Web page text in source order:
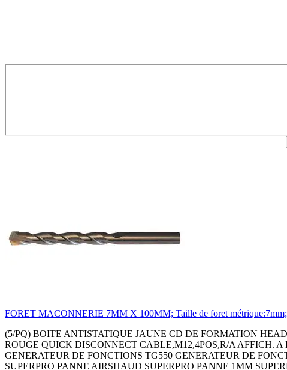
FORET MACONNERIE 7MM X 100MM; Taille de foret
(5/PQ) BOITE ANTISTATIQUE JAUNE CD DE FORMATION HEADTORCH - LEADACID CONTACTOR 3PST-NO,240VAC,32A,DIN RAIL Continuity Tester 18C2273 THERMOMETRE INFRA-ROUGE QUICK DISCONNECT CABLE,M12,4POS,R/A AFFICH. A LED 4 CARACTERES 3.8MM ROUGE AFFICH. A LED4 CARACTERES 3.8MM VERT AMPLIFICATEUR LARGE BANDE GENERATEUR DE FONCTIONS TG550 GENERATEUR DE FONCTIONS TG1010 THERMOMETRE DIGITAL PANNE 1MM SUPERPRO PANNE 3.2MM SUPERPRO PANNE 4.8MM SUPERPRO PANNE AIRSHAUD SUPERPRO PANNE 1MM SUPERPRO PANNE 3.2MM SUPERPRO PANNE 4.8MM SUPERPRO PANNE SUPERPRO MANOMETRE 130 BARS FICHE FEMELLE 8P FICHE FEMELLE 14P EMBASE MALE 5P EMBASE MALE 8P CALIBRATOR,4-20MA EMBASE MALE 14P HANGING SCALE,50KG CALIBRATION WEIGHT,M1,2G CALIBRATION WEIGHT,M1,20G CAPUCHON SERIE CM CALIBRATION WEIGHT,M1,500G CALIBRATION WEIGHT,M1,1KG CALIBRATION WEIGHT,M1,2KG CALIBRATION WEIGHT,M1,5KG TRANSISTOR,PHOTO,NPN,930NM,T-1 3/4 EMBASE MALE 3P+T STATION DE REPARATION - PISTOLET PINCE TALON PISTOLET DE DESSOUDAGE CORDON DE DESSOUDAGE ENSEMBLE FILTRE ET PAPIER DE NETTOYAGE FER ANTISTATIQUE EPONGE EMBASE FEMELLE 2P+T EXTRACTEUR DE FUMEE 85M3/H EU/UK PANNE CONIQUE POINTUE 0.4MM PANNE BISEAU 30 DEG 5.2MM PANNE CONIQUE POINTUE 0.4MM PANNE BISEAU 30 DEG 0.8MM PANNE BISEAU 30 DEG 1.2MM PANNE CONIQUE POINTUE 30D 0.4MM PANNE BISEAU 60 DEG 0.4MM PANNE 0.25MM MICRO FINE PANNE CONIQUE POINTUE 0.4MM PANNE BISEAU 5.2MM PANNE CONIQUE POINTUE 0.4MM PANNE BISEAU 30 DEG 0.8MM PANNE BISEAU 30 DEG 2.4MM PANNE BISEAU 30 DEG 1.2MM PANNE CONIQUE POINTUE 30D0.4MM PANNE BISEAU 60 DEG 0.4MM PANNE 0.25MM MICRO FINE PANNE ID 0.76MM SERIE 700 PANNE ID 1.00MM SERIE 700 PANNE ID 1.30MM SERIE 700 PANNE ID 1.50MM SERIE 700 PANNE ID 2.40MM SERIE 700 PANNE FINE POINTE 0.4MM PANNE LAME 6.4MM PANNE LAME 15.8MM PANNE LAME 20.6MM PANNE LAME TSOP 10.2MM PANNE LAME 28MM PANNE COURBEE POINTE 1.3MM PANNE MULTI LEAD HOOF PANNE MINI HOOF PANNE LAME 15.7MM PANNE MULTI LEAD KNIFE PANNE MULTI LEAD HOOF PANNE MINI HOOF PANNE CHIP 0805 600 SERIES PANNE CHIP 1206/1210 PANNE CHIP 1808 1812 PANNE SOT 23 600 SERIES PANNE SOIC 8 600 SERIES PANNE SOIC 14 16 PANNE TSOP 600 SERIES PANNE 402 0603 600 SERIES PANNE QFP 100 700 SERIES PANNE CONIQUE POINTUE 0.8MM PANNE BISEAU 30DEG 0.8MM PANNE CONIQUE POINTUE 0.4MM PANNE BISEAU 30DEG 2.4MM PANNE BISEAU 30DEG 1.6MM PANNE BISEAU 30DEG 1.5MM PANNE MINI HOOF 700 SERIES PANNE CONIQUE BISEAU 0.8MM PANNE CONIQUE POINTUE 0.4MM PANNE POINTUE 30DEG 0.4MM PANNE CONIQUE POINTUE 0.8MM PANNE BISEAU 30DEG 0.8MM PANNE CONIQUE POINTUE 0.4MM PANNE BISEAU 30DEG 2.4MM PANNE BISEAU 30DEG 1.6MM PANNE BISEAU 30DEG 1.5MM PANNE MINI HOOF 700 SERIES PANNE CONIQUE BISEAU 0.8MM PANNE CONIQUE POINTUE 0.4MM PANNE POINTUE 30DEG 0.4MM PRE FILTRE POUR SYSTEME BVX (5PQ) FILTRE PRINCIPALE POUR SYSTEME BVX BRAS ANTISTATIQUE- 600MM ENCLOSURE,HAND HELD,PLASTIC,BLACK ENCLOSURE,HAND HELD,PLASTIC,BLACK COFFRET HH 100 FT PP3 NOIR COFFRET HH 100 LCD NB CREME COFFRET HH 100 LCD 4AA CREME COFFRET HH 100 LCD PP3 CREME COFFRET HH 100 LCD NB NOIR COFFRET HH 100 LCD 4AA NOIR COFFRET HH 100 LCD PP3 NOIR COQUE DE PROTECT. BLEU POUR BOITIER 100 COQUE DE PROTECT. BLEU POUR BOITIER 100 COQUE DE PROTECT. ORANGE POUR BOITIER100 COQUE DE PROTECT. JAUNE POUR BOITIER 100 COQUE DE PROTECT. ROUGE POUR BOITIER 100 COQUE DE PROTECT. NOIRE POUR BOITIER 100 COFFRET HH 90 NB NOIR COFFRET HH90 LCD PP3 NOIR COQUE DE PROTECT. BLEU POUR BOITIER 90 COQUE DE PROTECT. JAUNE POUR BOITIER 90 COQUE DE